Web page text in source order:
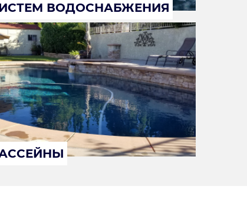
ВОДОСНАБЖЕНИЯ